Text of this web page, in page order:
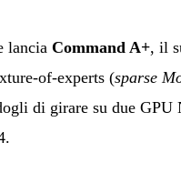
lancia Command A+, il
of-experts (sparse
di girare su due